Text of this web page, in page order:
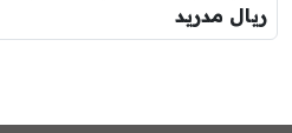
ريال مدريد